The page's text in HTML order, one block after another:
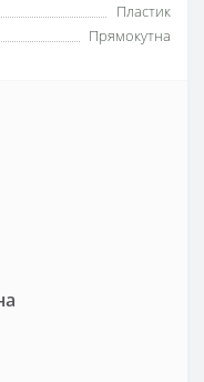
Пластик
Прямокутна